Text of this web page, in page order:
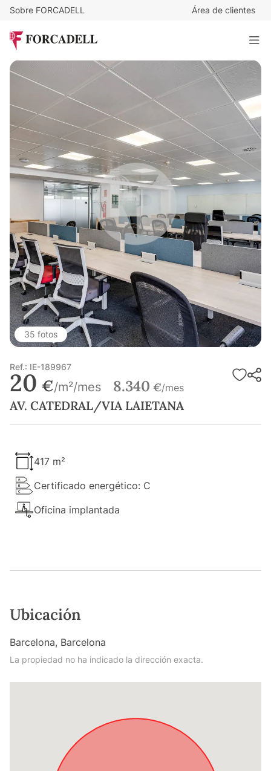
Sobre FORCADELL Área de clientes
AV. CATEDRAL/VIA LAIETANA
417 m²
35 fotos
Ref.: IE-189967
20 €/m²/mes 8.340 €/mes
AV. CATEDRAL/VIA LAIETANA
417 m²
Certificado energético: C
Oficina implantada
Ubicación
Barcelona, Barcelona
La propiedad no ha indicado la dirección exacta.